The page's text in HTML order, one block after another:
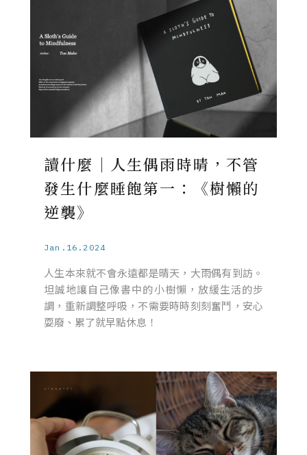
讀什麼｜人生偶雨時晴，不管
發生什麼睡飽第一：《樹懶的
逆襲》
Jan.16.2024
人生本來就不會永遠都是晴天，大雨偶有到訪。
坦誠地讓自己像書中的小樹懶，放緩生活的步
調，重新調整呼吸，不需要時時刻刻奮鬥，安心
耍廢、累了就早點休息！